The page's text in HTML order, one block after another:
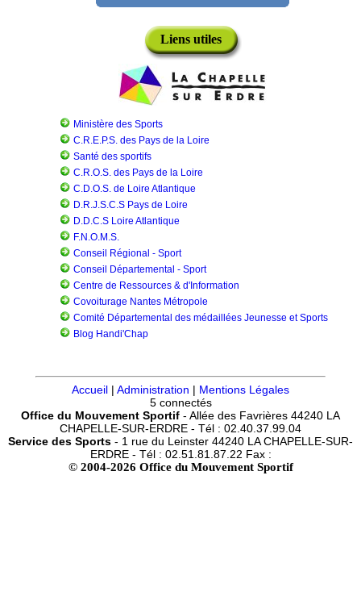
Liens utiles
Ministère des Sports
C.R.E.P.S. des Pays de la Loire
Santé des sportifs
C.R.O.S. des Pays de la Loire
C.D.O.S. de Loire Atlantique
D.R.J.S.C.S Pays de Loire
D.D.C.S Loire Atlantique
F.N.O.M.S.
Conseil Régional - Sport
Conseil Départemental - Sport
Centre de Ressources & d'Information
Covoiturage Nantes Métropole
Comité Départemental des médaillées Jeunesse et Sports
Blog Handi'Chap
Accueil | Administration | Mentions Légales
5 connectés
Office du Mouvement Sportif - Allée des Favrières 44240 LA
CHAPELLE-SUR-ERDRE - Tél : 02.40.37.99.04
Service des Sports - 1 rue du Leinster 44240 LA CHAPELLE-SUR-
ERDRE - Tél : 02.51.81.87.22 Fax :
© 2004-2026 Office du Mouvement Sportif